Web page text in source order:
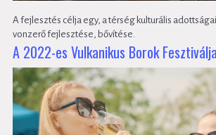
A fejlesztés célja egy, a térség kulturális
vonzerő fejlesztése, bővítése.
A 2022-es Vulkanikus Borok